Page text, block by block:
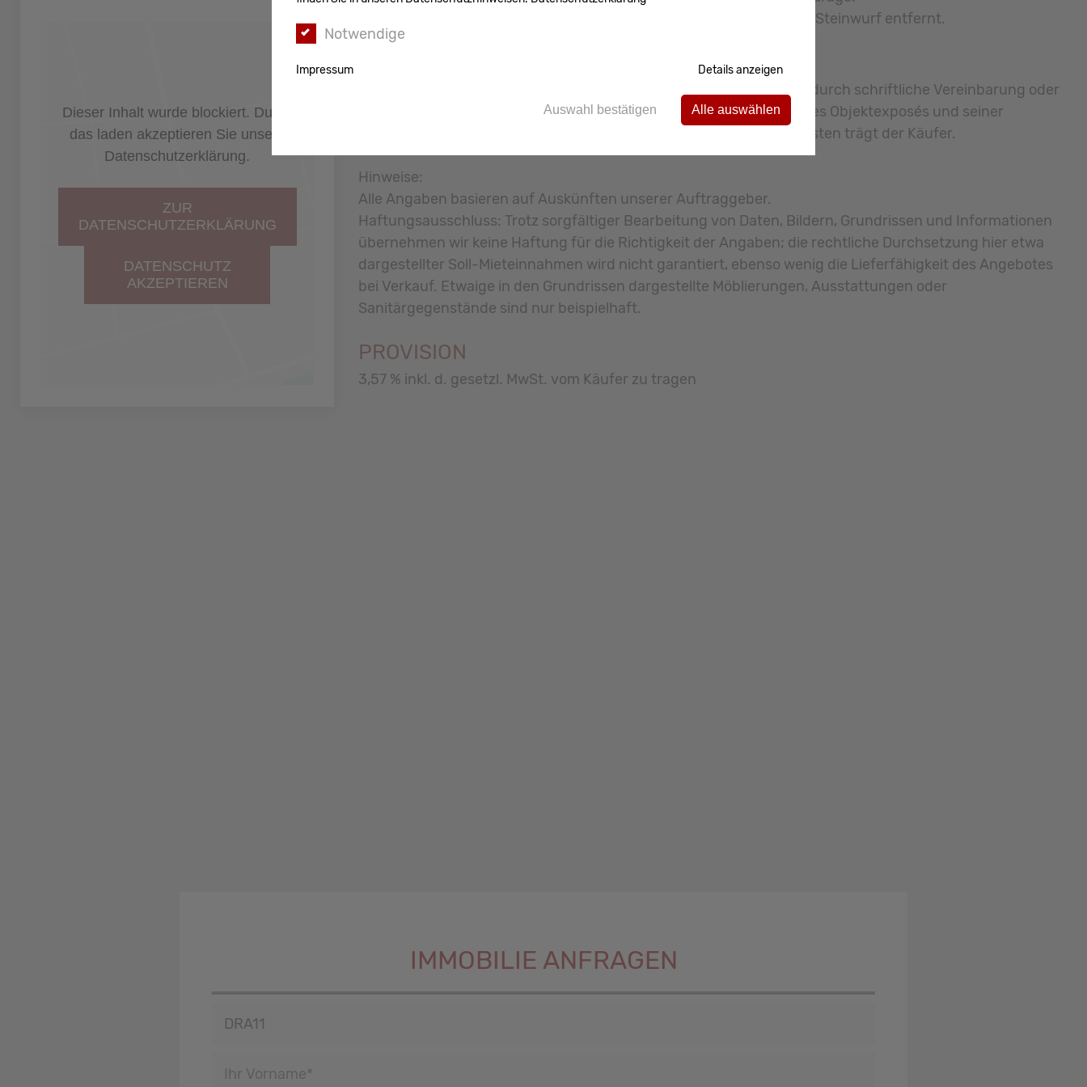
Dieser Inhalt wurde blockiert. Durch
das laden akzeptieren Sie unsere
Datenschutzerklärung.
ZUR
DATENSCHUTZERKLÄRUNG
DATENSCHUTZ
AKZEPTIEREN
Direkt an der Promenade gelegen, ist der Weg zum Strand nur einen Steinwurf entfernt.
Der Maklervertrag mit uns und/oder unserem Beauftragten kommt durch schriftliche Vereinbarung oder
durch die Inanspruchnahme unserer Maklertätigkeit auf der Basis des Objektexposés und seiner
Bedingungen zustande. Grunderwerbsteuer, Notar- und Gerichtskosten trägt der Käufer.
Hinweise:
Alle Angaben basieren auf Auskünften unserer Auftraggeber.
Haftungsausschluss: Trotz sorgfältiger Bearbeitung von Daten, Bildern, Grundrissen und Informationen
übernehmen wir keine Haftung für die Richtigkeit der Angaben; die rechtliche Durchsetzung hier etwa
dargestellter Soll-Mieteinnahmen wird nicht garantiert, ebenso wenig die Lieferfähigkeit des Angebotes
bei Verkauf. Etwaige in den Grundrissen dargestellte Möblierungen, Ausstattungen oder
Sanitärgegenstände sind nur beispielhaft.
PROVISION
3,57 % inkl. d. gesetzl. MwSt. vom Käufer zu tragen
IMMOBILIE ANFRAGEN
Notwendige
Impressum Details anzeigen
Auswahl bestätigen Alle auswählen